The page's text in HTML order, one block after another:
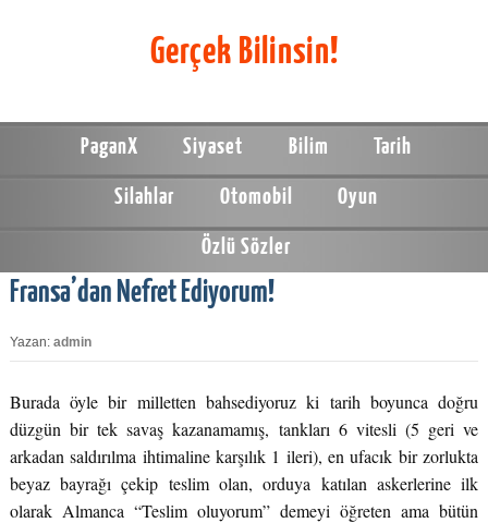
Gerçek Bilinsin!
PaganX Siyaset Bilim Tarih
Silahlar Otomobil Oyun
Özlü Sözler
Fransa’dan Nefret Ediyorum!
Yazan: admin
Burada öyle bir milletten bahsediyoruz ki tarih boyunca doğru
düzgün bir tek savaş kazanamamış, tankları 6 vitesli (5 geri ve
arkadan saldırılma ihtimaline karşılık 1 ileri), en ufacık bir zorlukta
beyaz bayrağı çekip teslim olan, orduya katılan askerlerine ilk
olarak Almanca “Teslim oluyorum” demeyi öğreten ama bütün